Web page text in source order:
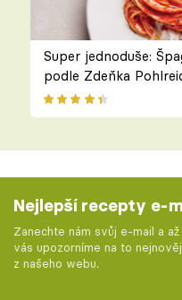
Super jednoduše:
podle Zdeňka
Nejlepší recepty e-
Zanechte nám svůj e-mail a
vás upozorníme na to
z našeho webu.